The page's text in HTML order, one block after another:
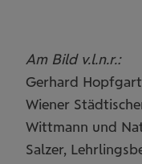
Am Bild v.l.n.r.:
Gerhard
Wiener
Wittmann und
Salzer,